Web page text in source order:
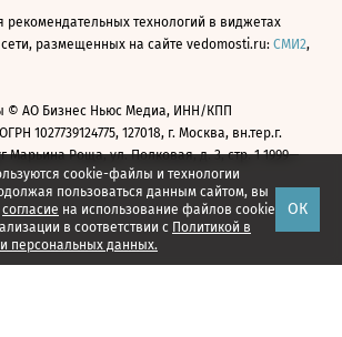
cookie-файлы и технологии
пользоваться данным сайтом, вы
согласие на использование файлов cookie
в соответствии с Политикой в
персональных данных.
ОК
технологий в виджетах
размещенных на сайте vedomosti.ru: СМИ2,
© АО Бизнес Ньюс Медиа, ИНН/КПП
1027739124775, 127018, г. Москва, вн.тер.г.
Марьина Роща, ул. Полковая, д. 3, стр. 1 1999—